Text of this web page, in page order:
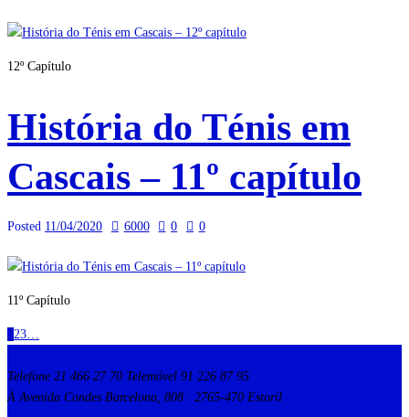
12º Capítulo
História do Ténis em
Cascais – 11º capítulo
Posted 11/04/2020 6000 0 0
11º Capítulo
23…
Telefone 21 466 27 70 Telemóvel 91 226 87 95
À Avenida Condes Barcelona, 808 · 2765-470 Estoril